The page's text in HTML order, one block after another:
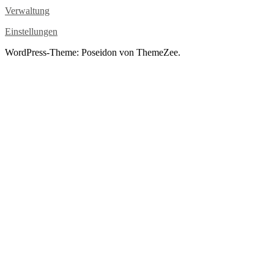
Verwaltung
Einstellungen
WordPress-Theme: Poseidon von ThemeZee.